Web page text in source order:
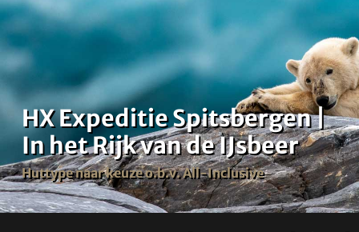
HX Expeditie Spitsbergen |
In het Rijk van de IJsbeer
Huttype naar keuze o.b.v. All-Inclusive